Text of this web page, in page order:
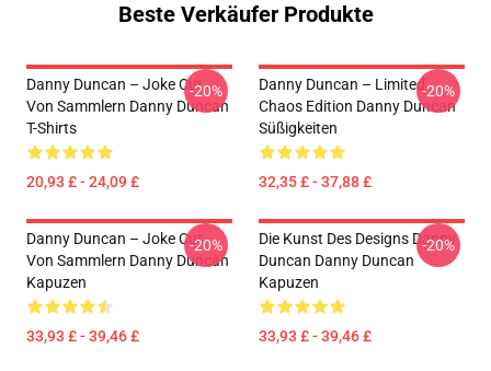
Beste Verkäufer Produkte
Danny Duncan – Joke Cut
Von Sammlern Danny Duncan
T-Shirts
20,93 £ - 24,09 £
-20%
Danny Duncan – Limited
Chaos Edition Danny Duncan
Süßigkeiten
32,35 £ - 37,88 £
-20%
Danny Duncan – Joke Cut
Von Sammlern Danny Duncan
Kapuzen
33,93 £ - 39,46 £
-20%
Die Kunst Des Designs Danny
Duncan Danny Duncan
Kapuzen
33,93 £ - 39,46 £
-20%